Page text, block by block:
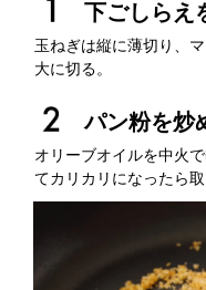
下ごしらえ
玉ねぎは縦に薄切り、
大に切る。
パン粉を炒
オリーブオイルを中火
てカリカリになったら取